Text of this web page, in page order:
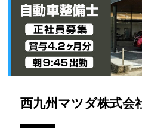
西九州マツダ株式会